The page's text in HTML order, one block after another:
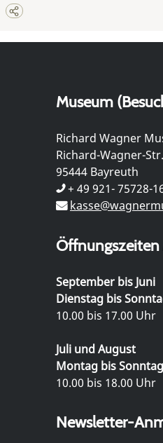
Museum
Richard Wagner
Richard-Wagner-
95444 Bayreuth
+ 49 921- 75728-
September bis Juni
Dienstag bis
10.00 bis 17.00 Uhr
Juli und August
Montag bis Sonntag
10.00 bis 18.00 Uhr
Newsletter-